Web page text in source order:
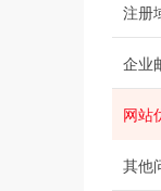
注册
企业
网站
其他